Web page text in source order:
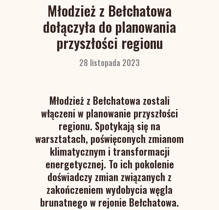
28 listopada 2023
Młodzież z Bełchatowa
dołączyła do planowania
przyszłości regionu
Młodzież z Bełchatowa zostali
włączeni w planowanie przyszłości
regionu. Spotykają się na
warsztatach, poświęconych zmianom
klimatycznym i transformacji
energetycznej. To ich pokolenie
doświadczy zmian związanych z
zakończeniem wydobycia węgla
brunatnego w rejonie Bełchatowa.